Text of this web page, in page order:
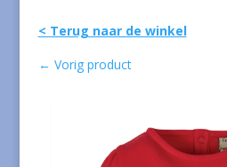
< Terug naar de winkel
← Vorig product